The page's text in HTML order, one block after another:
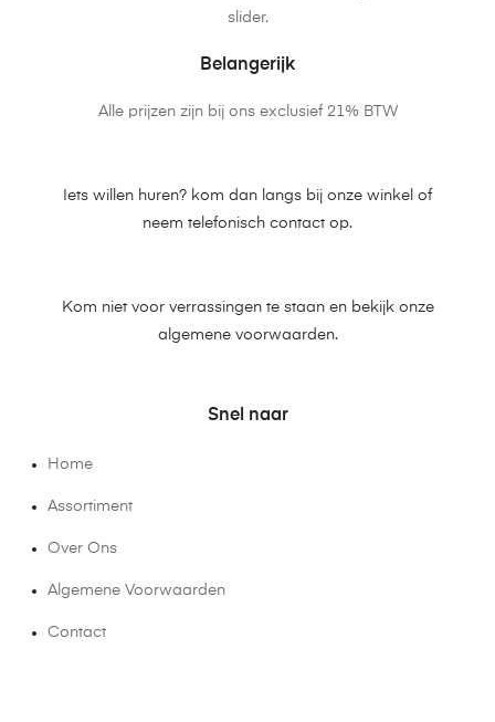
slider.
Belangerijk
Alle prijzen zijn bij ons exclusief 21% BTW
Iets willen huren? kom dan langs bij onze winkel of
neem telefonisch contact op.
Kom niet voor verrassingen te staan en bekijk onze
algemene voorwaarden.
Snel naar
Home
Assortiment
Over Ons
Algemene Voorwaarden
Contact